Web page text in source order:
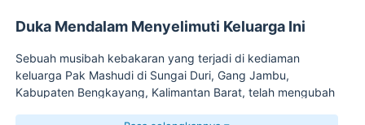
Duka Mendalam Menyelimuti Keluarga Ini
Sebuah musibah kebakaran yang terjadi di kediaman
keluarga Pak Mashudi di Sungai Duri, Gang Jambu,
Kabupaten Bengkayang, Kalimantan Barat, telah mengubah